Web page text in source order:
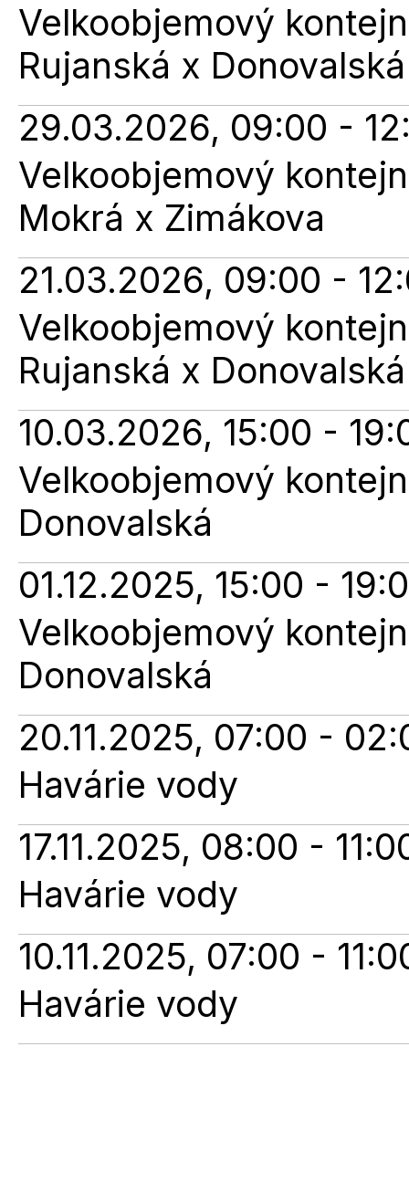
Velkoobjemový
Rujanská x Donovalská
29.03.2026, 09:00 -
Velkoobjemový
Mokrá x Zimákova
21.03.2026, 09:00 -
Velkoobjemový
Rujanská x Donovalská
10.03.2026, 15:00 -
Velkoobjemový
Donovalská
01.12.2025, 15:00 -
Velkoobjemový
Donovalská
20.11.2025, 07:00 -
Havárie vody
17.11.2025, 08:00 -
Havárie vody
10.11.2025, 07:00 -
Havárie vody